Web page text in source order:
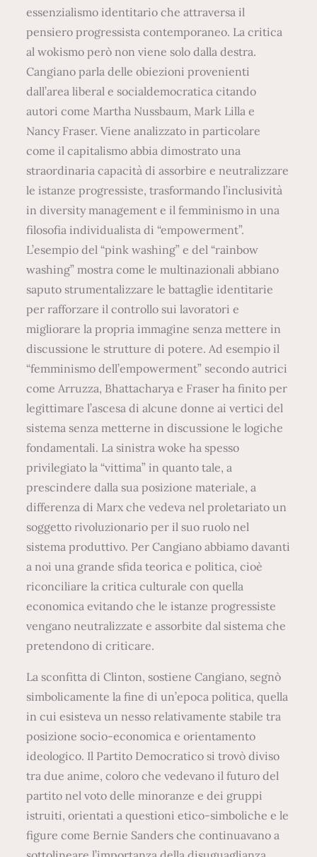
essenzialismo identitario che attraversa il
pensiero progressista contemporaneo. La critica
al wokismo però non viene solo dalla destra.
Cangiano parla delle obiezioni provenienti
dall’area liberal e socialdemocratica citando
autori come Martha Nussbaum, Mark Lilla e
Nancy Fraser. Viene analizzato in particolare
come il capitalismo abbia dimostrato una
straordinaria capacità di assorbire e neutralizzare
le istanze progressiste, trasformando l’inclusività
in diversity management e il femminismo in una
filosofia individualista di “empowerment”.
L’esempio del “pink washing” e del “rainbow
washing” mostra come le multinazionali abbiano
saputo strumentalizzare le battaglie identitarie
per rafforzare il controllo sui lavoratori e
migliorare la propria immagine senza mettere in
discussione le strutture di potere. Ad esempio il
“femminismo dell’empowerment” secondo autrici
come Arruzza, Bhattacharya e Fraser ha finito per
legittimare l’ascesa di alcune donne ai vertici del
sistema senza metterne in discussione le logiche
fondamentali. La sinistra woke ha spesso
privilegiato la “vittima” in quanto tale, a
prescindere dalla sua posizione materiale, a
differenza di Marx che vedeva nel proletariato un
soggetto rivoluzionario per il suo ruolo nel
sistema produttivo. Per Cangiano abbiamo davanti
a noi una grande sfida teorica e politica, cioè
riconciliare la critica culturale con quella
economica evitando che le istanze progressiste
vengano neutralizzate e assorbite dal sistema che
pretendono di criticare.
La sconfitta di Clinton, sostiene Cangiano, segnò
simbolicamente la fine di un’epoca politica, quella
in cui esisteva un nesso relativamente stabile tra
posizione socio-economica e orientamento
ideologico. Il Partito Democratico si trovò diviso
tra due anime, coloro che vedevano il futuro del
partito nel voto delle minoranze e dei gruppi
istruiti, orientati a questioni etico-simboliche e le
figure come Bernie Sanders che continuavano a